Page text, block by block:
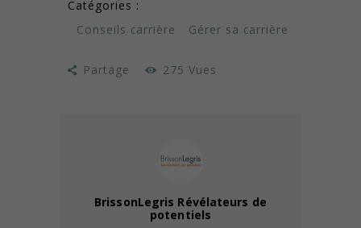
Catégories :
Conseils carrière
Gérer sa carrière
Partage 275 Vues
BrissonLegris Révélateurs de
potentiels